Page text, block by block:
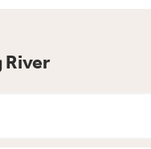
River